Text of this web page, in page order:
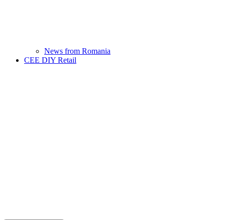
News from Romania
CEE DIY Retail